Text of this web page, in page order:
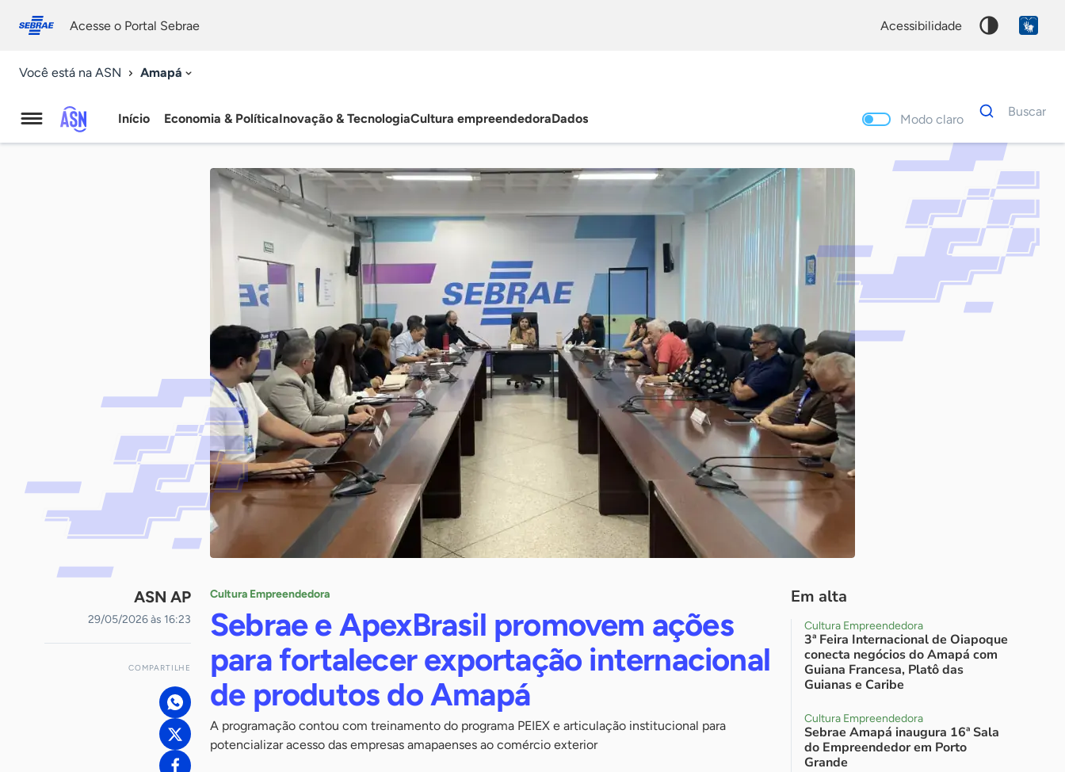
conosco
Acesse o Portal Sebrae acessibilidade
Você está na ASN Amapá
Agência
Início Economia & PolíticaInovação & TecnologiaCultura empreendedoraDados Modo claro
Dados
para
Buscar
Palavra
chave
ASN AP
29/05/2026 às 16:23
COMPARTILHE
Cultura Empreendedora
Sebrae e ApexBrasil promovem ações
para fortalecer exportação internacional
de produtos do Amapá
A programação contou com treinamento do programa PEIEX e articulação institucional para
potencializar acesso das empresas amapaenses ao comércio exterior
Em alta
Cultura Empreendedora
3ª Feira Internacional de Oiapoque
conecta negócios do Amapá com
Guiana Francesa, Platô das
Guianas e Caribe
Cultura Empreendedora
Sebrae Amapá inaugura 16ª Sala
do Empreendedor em Porto
Grande